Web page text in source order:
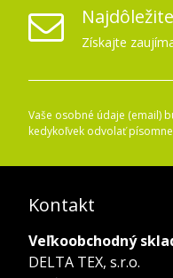
Získajte
Vaše osobné údaje (email)
kedykoľvek odvolať
Kontakt
Veľkoobchodný
DELTA TEX, s.r.o.